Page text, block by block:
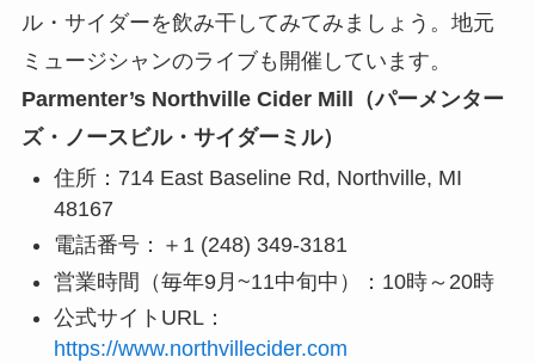
ル・サイダーを飲み干してみてみましょう。地元
ミュージシャンのライブも開催しています。
Parmenter’s Northville Cider Mill（パーメンター
ズ・ノースビル・サイダーミル）
住所：714 East Baseline Rd, Northville, MI
48167
電話番号：＋1 (248) 349-3181
営業時間（毎年9月~11中旬中）：10時～20時
公式サイトURL：
https://www.northvillecider.com